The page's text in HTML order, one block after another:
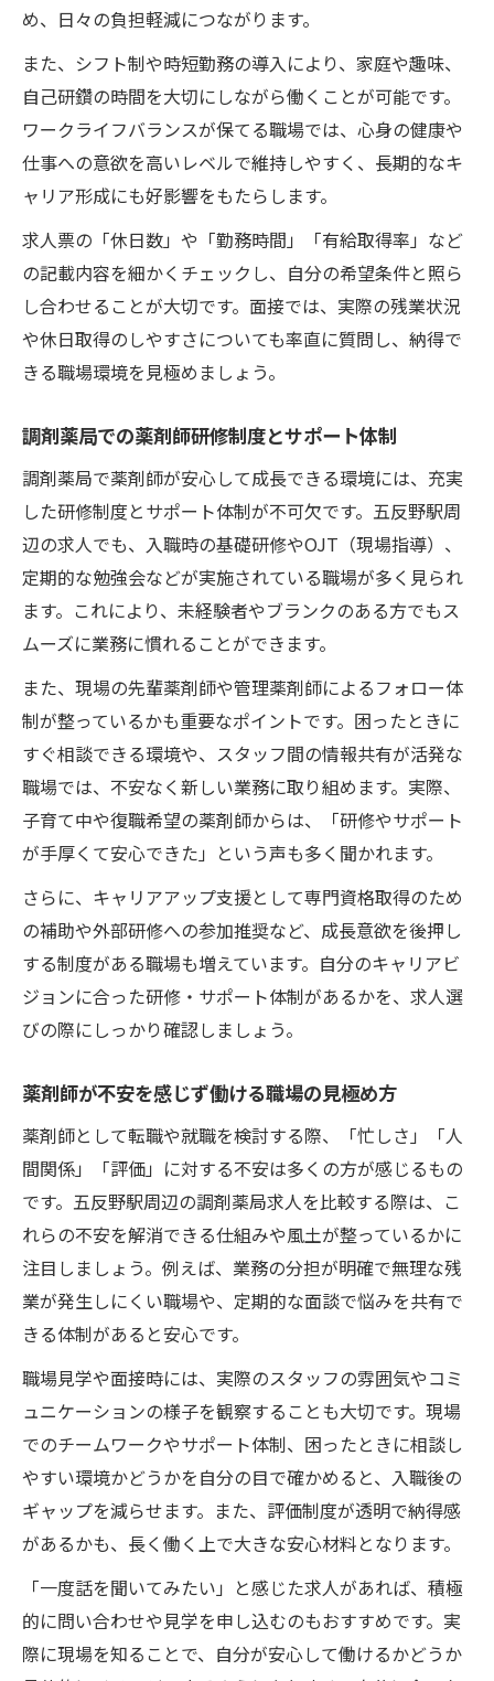
め、日々の負担軽減につながります。
また、シフト制や時短勤務の導入により、家庭や趣味、
自己研鑽の時間を大切にしながら働くことが可能です。
ワークライフバランスが保てる職場では、心身の健康や
仕事への意欲を高いレベルで維持しやすく、長期的なキ
ャリア形成にも好影響をもたらします。
求人票の「休日数」や「勤務時間」「有給取得率」など
の記載内容を細かくチェックし、自分の希望条件と照ら
し合わせることが大切です。面接では、実際の残業状況
や休日取得のしやすさについても率直に質問し、納得で
きる職場環境を見極めましょう。
調剤薬局での薬剤師研修制度とサポート体制
調剤薬局で薬剤師が安心して成長できる環境には、充実
した研修制度とサポート体制が不可欠です。五反野駅周
辺の求人でも、入職時の基礎研修やOJT（現場指導）、
定期的な勉強会などが実施されている職場が多く見られ
ます。これにより、未経験者やブランクのある方でもス
ムーズに業務に慣れることができます。
また、現場の先輩薬剤師や管理薬剤師によるフォロー体
制が整っているかも重要なポイントです。困ったときに
すぐ相談できる環境や、スタッフ間の情報共有が活発な
職場では、不安なく新しい業務に取り組めます。実際、
子育て中や復職希望の薬剤師からは、「研修やサポート
が手厚くて安心できた」という声も多く聞かれます。
さらに、キャリアアップ支援として専門資格取得のため
の補助や外部研修への参加推奨など、成長意欲を後押し
する制度がある職場も増えています。自分のキャリアビ
ジョンに合った研修・サポート体制があるかを、求人選
びの際にしっかり確認しましょう。
薬剤師が不安を感じず働ける職場の見極め方
薬剤師として転職や就職を検討する際、「忙しさ」「人
間関係」「評価」に対する不安は多くの方が感じるもの
です。五反野駅周辺の調剤薬局求人を比較する際は、こ
れらの不安を解消できる仕組みや風土が整っているかに
注目しましょう。例えば、業務の分担が明確で無理な残
業が発生しにくい職場や、定期的な面談で悩みを共有で
きる体制があると安心です。
職場見学や面接時には、実際のスタッフの雰囲気やコミ
ュニケーションの様子を観察することも大切です。現場
でのチームワークやサポート体制、困ったときに相談し
やすい環境かどうかを自分の目で確かめると、入職後の
ギャップを減らせます。また、評価制度が透明で納得感
があるかも、長く働く上で大きな安心材料となります。
「一度話を聞いてみたい」と感じた求人があれば、積極
的に問い合わせや見学を申し込むのもおすすめです。実
際に現場を知ることで、自分が安心して働けるかどうか